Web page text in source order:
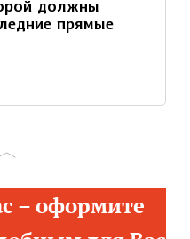
должны
прямые
– оформите